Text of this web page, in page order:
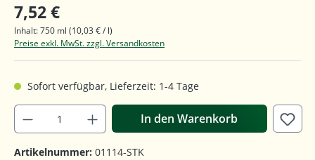
7,52 €
Inhalt:750 ml (10,03 € / l)
Preise exkl. MwSt. zzgl. Versandkosten
Sofort verfügbar, Lieferzeit: 1-4 Tage
In den Warenkorb
Artikelnummer: 01114-STK